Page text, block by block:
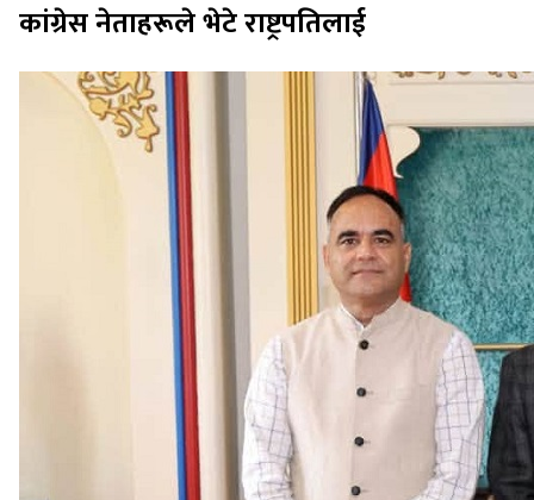
कांग्रेस नेताहरूले भेटे राष्ट्रपतिलाई